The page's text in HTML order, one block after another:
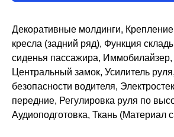
Декоративные молдинги, Крепление
кресла (задний ряд), Функция
сиденья пассажира,
Центральный замок, Усилитель
безопасности водителя,
передние, Регулировка руля по
Аудиоподготовка, Ткань (Материал